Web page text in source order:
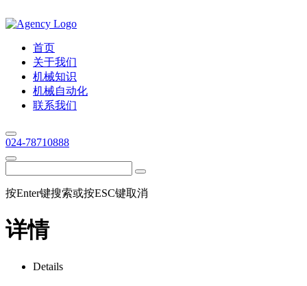
首页
关于我们
机械知识
机械自动化
联系我们
024-78710888
按Enter键搜索或按ESC键取消
详情
Details